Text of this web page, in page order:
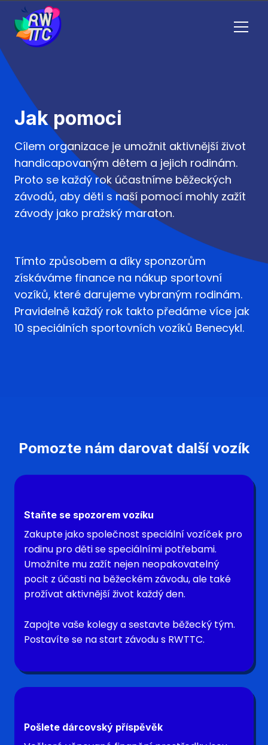
Menu
Jak pomoci
Cílem organizace je umožnit aktivnější život
handicapovaným dětem a jejich rodinám.
Proto se každý rok účastníme běžeckých
závodů, aby děti s naší pomocí mohly zažít
závody jako pražský maraton.
Tímto způsobem a díky sponzorům
získáváme finance na nákup sportovní
vozíků, které darujeme vybraným rodinám.
Pravidelně každý rok takto předáme více jak
10 speciálních sportovních vozíků Benecykl.
Pomozte nám darovat další vozík
Staňte se spozorem vozíku
Zakupte jako společnost speciální vozíček pro
rodinu pro děti se speciálními potřebami.
Umožníte mu zažít nejen neopakovatelný
pocit z účasti na běžeckém závodu, ale také
prožívat aktivnější život každý den.
Zapojte vaše kolegy a sestavte běžecký tým.
Postavíte se na start závodu s RWTTC.
Pošlete dárcovský příspěvěk